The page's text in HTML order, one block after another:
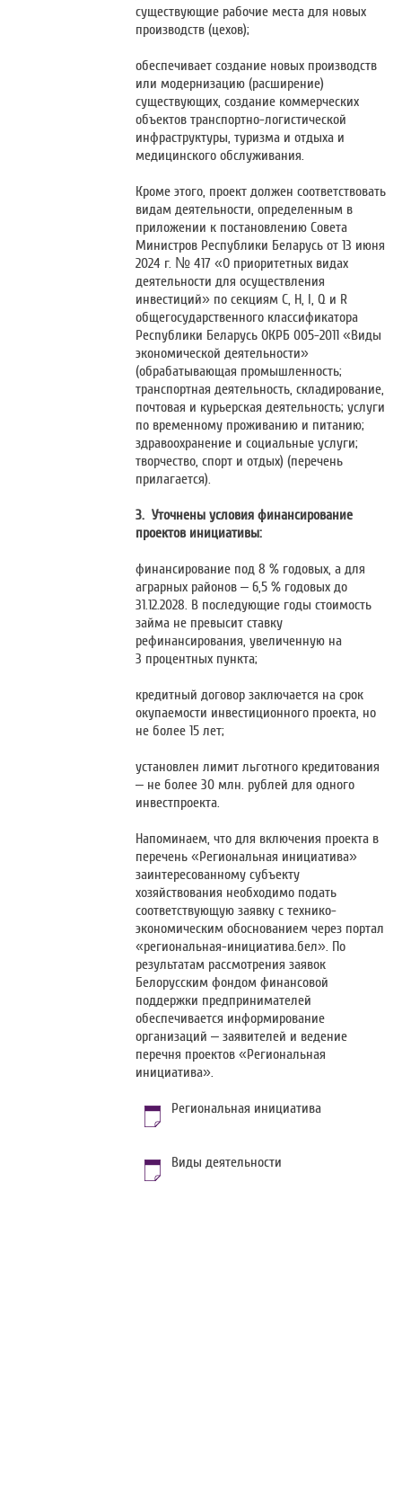
существующие рабочие места для новых
производств (цехов);
обеспечивает создание новых производств
или модернизацию (расширение)
существующих, создание коммерческих
объектов транспортно-логистической
инфраструктуры, туризма и отдыха и
медицинского обслуживания.
Кроме этого, проект должен соответствовать
видам деятельности, определенным в
приложении к постановлению Совета
Министров Республики Беларусь от 13 июня
2024 г. № 417 «О приоритетных видах
деятельности для осуществления
инвестиций» по секциям С, Н, I, Q и R
общегосударственного классификатора
Республики Беларусь ОКРБ 005-2011 «Виды
экономической деятельности»
(обрабатывающая промышленность;
транспортная деятельность, складирование,
почтовая и курьерская деятельность; услуги
по временному проживанию и питанию;
здравоохранение и социальные услуги;
творчество, спорт и отдых) (перечень
прилагается).
3.Уточнены условия финансирование
проектов инициативы:
финансирование под 8 % годовых, а для
аграрных районов – 6,5 % годовых до
31.12.2028. В последующие годы стоимость
займа не превысит ставку
рефинансирования, увеличенную на
3 процентных пункта;
кредитный договор заключается на срок
окупаемости инвестиционного проекта, но
не более 15 лет;
установлен лимит льготного кредитования
– не более 30 млн. рублей для одного
инвестпроекта.
Напоминаем, что для включения проекта в
перечень «Региональная инициатива»
заинтересованному субъекту
хозяйствования необходимо подать
соответствующую заявку с технико-
экономическим обоснованием через портал
«региональная-инициатива.бел». По
результатам рассмотрения заявок
Белорусским фондом финансовой
поддержки предпринимателей
обеспечивается информирование
организаций – заявителей и ведение
перечня проектов «Региональная
инициатива».
Региональная инициатива
Виды деятельности